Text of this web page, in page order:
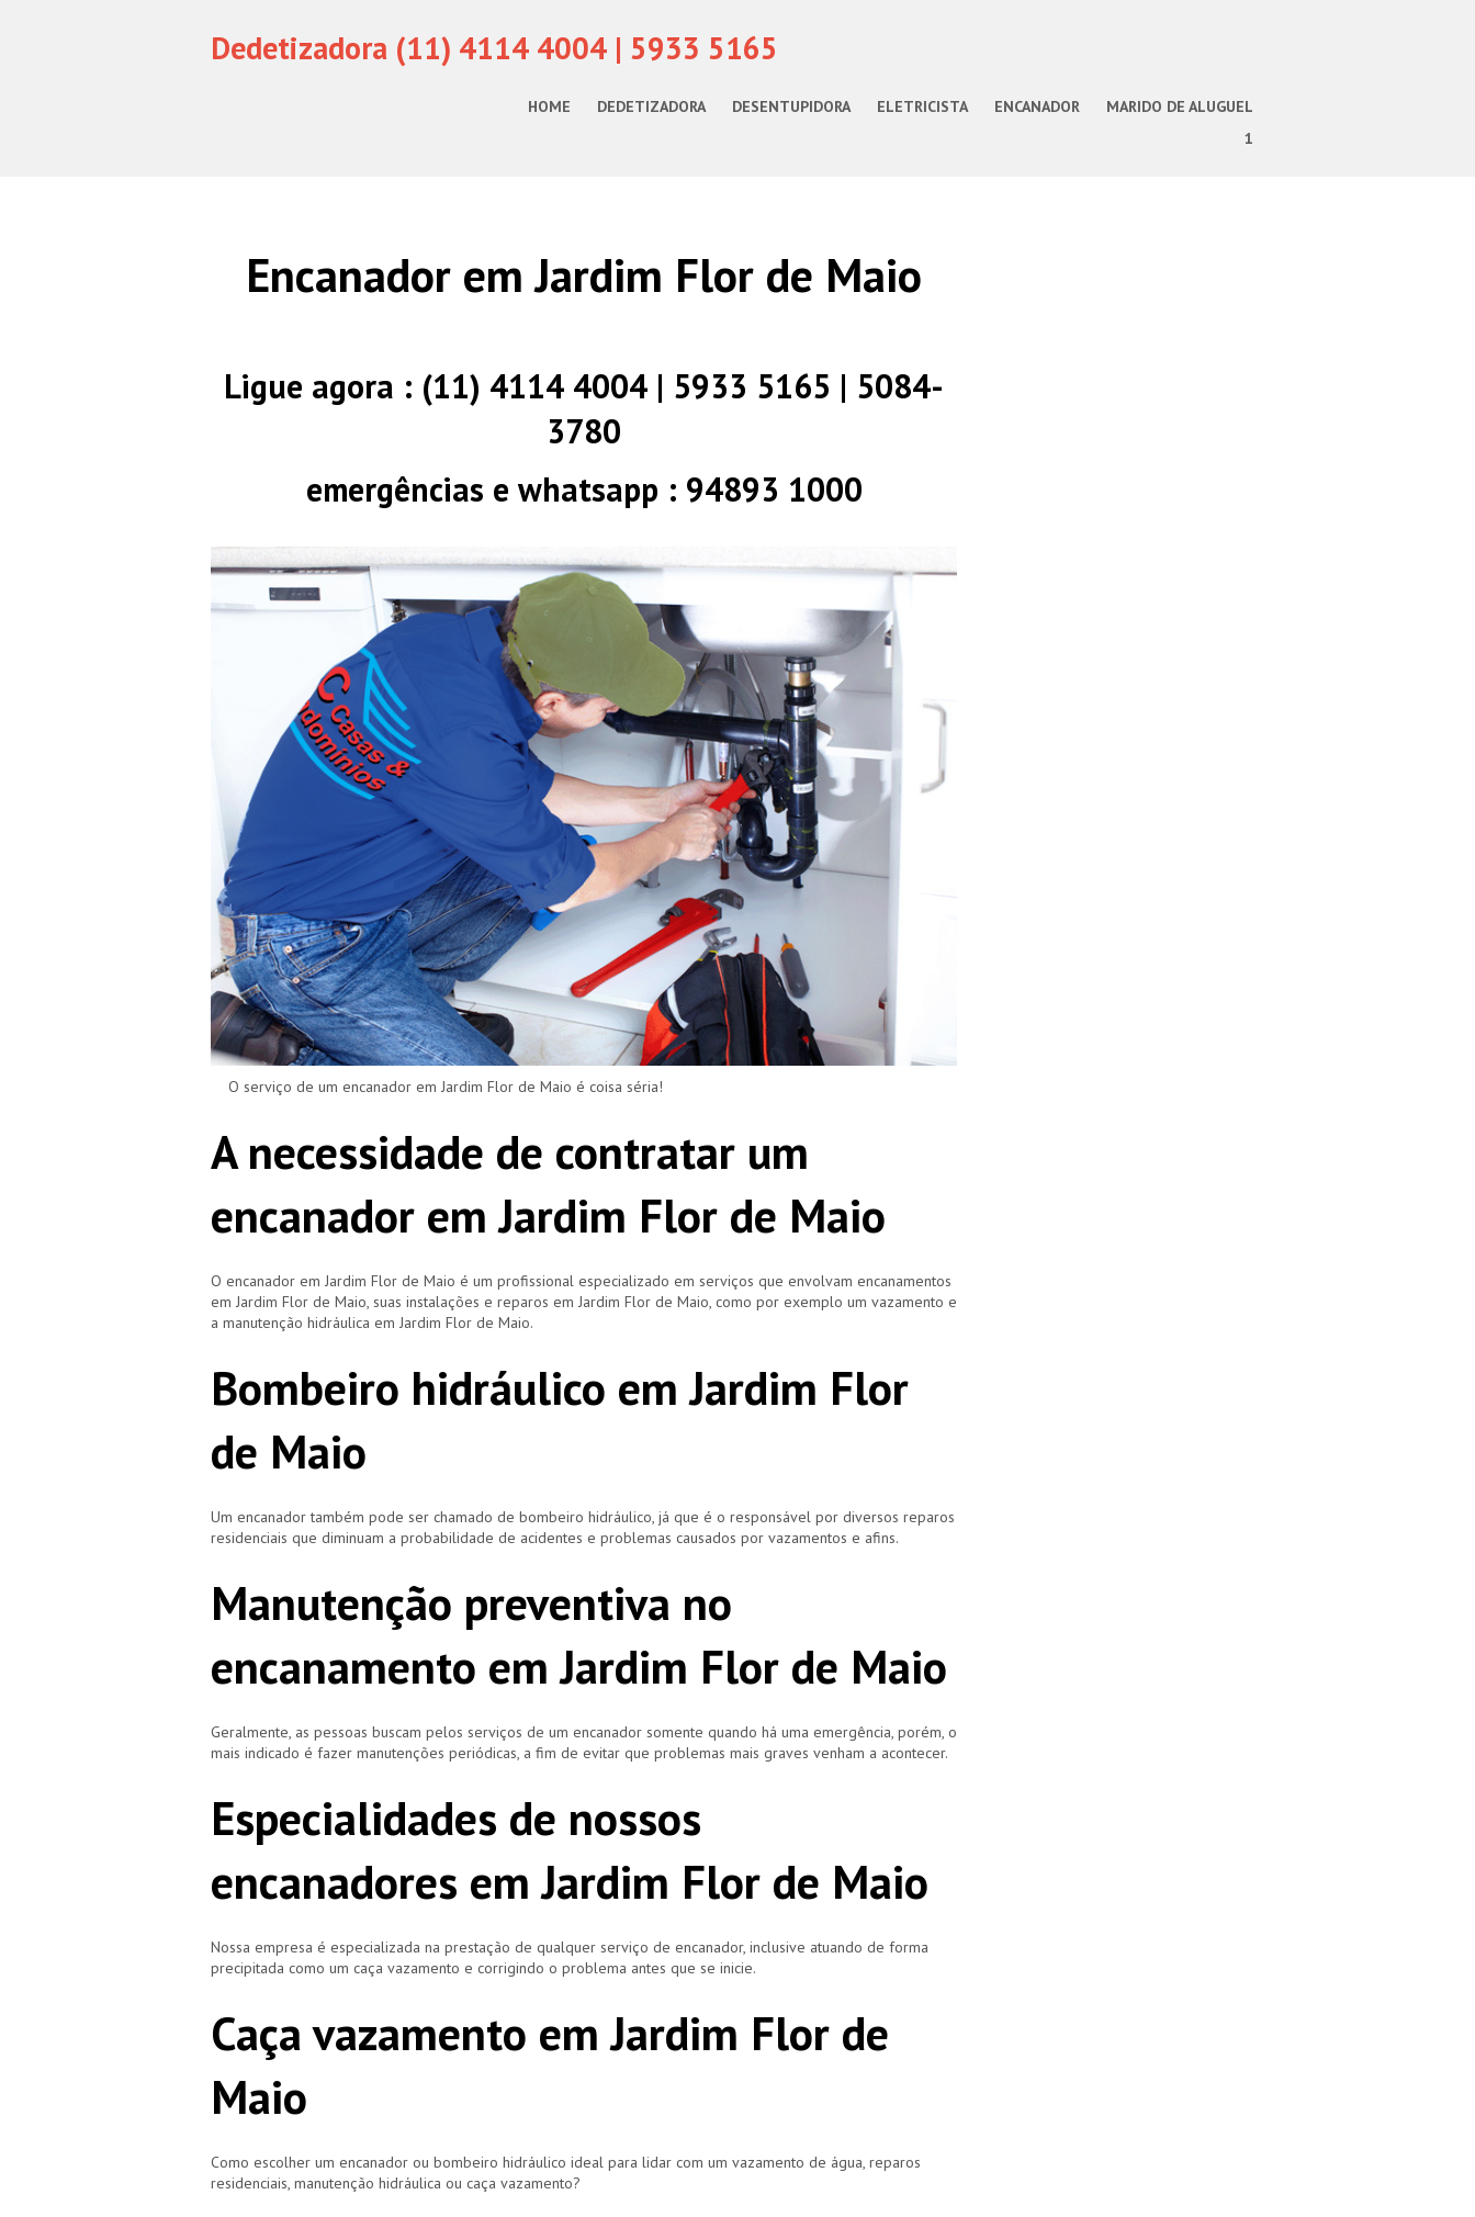
Dedetizadora (11) 4114 4004 | 5933 5165
HOME DEDETIZADORA DESENTUPIDORA ELETRICISTA ENCANADOR
MARIDO DE ALUGUEL
1
Encanador em Jardim Flor de Maio
Ligue agora : (11) 4114 4004 | 5933 5165 | 5084-
3780
emergências e whatsapp : 94893 1000
O serviço de um encanador em Jardim Flor de Maio é coisa séria!
A necessidade de contratar um
encanador em Jardim Flor de Maio
O encanador em Jardim Flor de Maio é um profissional especializado em serviços que envolvam encanamentos
em Jardim Flor de Maio, suas instalações e reparos em Jardim Flor de Maio, como por exemplo um vazamento e
a manutenção hidráulica em Jardim Flor de Maio.
Bombeiro hidráulico em Jardim Flor
de Maio
Um encanador também pode ser chamado de bombeiro hidráulico, já que é o responsável por diversos reparos
residenciais que diminuam a probabilidade de acidentes e problemas causados por vazamentos e afins.
Manutenção preventiva no
encanamento em Jardim Flor de Maio
Geralmente, as pessoas buscam pelos serviços de um encanador somente quando há uma emergência, porém, o
mais indicado é fazer manutenções periódicas, a fim de evitar que problemas mais graves venham a acontecer.
Especialidades de nossos
encanadores em Jardim Flor de Maio
Nossa empresa é especializada na prestação de qualquer serviço de encanador, inclusive atuando de forma
precipitada como um caça vazamento e corrigindo o problema antes que se inicie.
Caça vazamento em Jardim Flor de
Maio
Como escolher um encanador ou bombeiro hidráulico ideal para lidar com um vazamento de água, reparos
residenciais, manutenção hidráulica ou caça vazamento?